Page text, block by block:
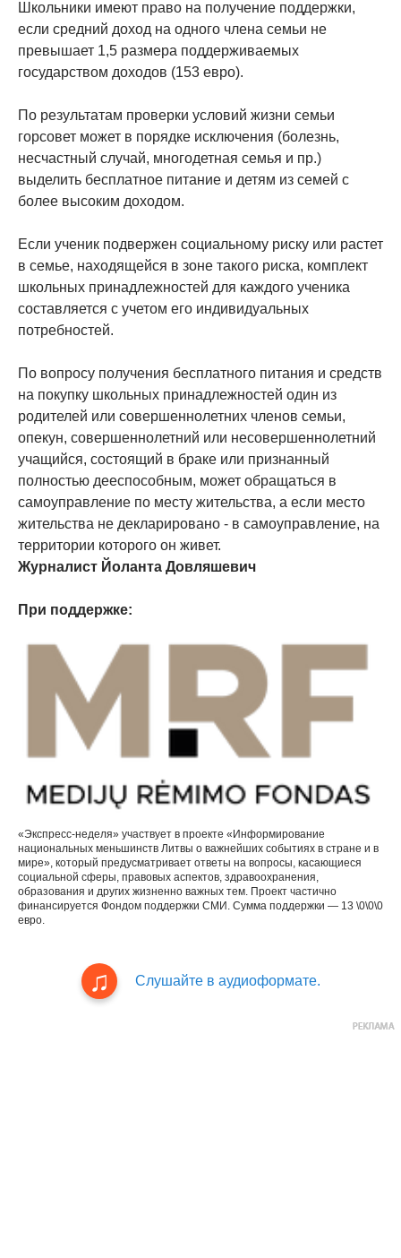
Школьники имеют право на получение поддержки,
если средний доход на одного члена семьи не
превышает 1,5 размера поддерживаемых
государством доходов (153 евро).
По результатам проверки условий жизни семьи
горсовет может в порядке исключения (болезнь,
несчастный случай, многодетная семья и пр.)
выделить бесплатное питание и детям из семей с
более высоким доходом.
Если ученик подвержен социальному риску или растет
в семье, находящейся в зоне такого риска, комплект
школьных принадлежностей для каждого ученика
составляется с учетом его индивидуальных
потребностей.
По вопросу получения бесплатного питания и средств
на покупку школьных принадлежностей один из
родителей или совершеннолетних членов семьи,
опекун, совершеннолетний или несовершеннолетний
учащийся, состоящий в браке или признанный
полностью дееспособным, может обращаться в
самоуправление по месту жительства, а если место
жительства не декларировано - в самоуправление, на
территории которого он живет.
Журналист Йоланта Довляшевич
При поддержке:
«Экспресс-неделя» участвует в проекте «Информирование
национальных меньшинств Литвы о важнейших событиях в стране и в
мире», который предусматривает ответы на вопросы, касающиеся
социальной сферы, правовых аспектов, здравоохранения,
образования и других жизненно важных тем. Проект частично
финансируется Фондом поддержки СМИ. Сумма поддержки — 13 \0\0\0
евро.
Слушайте в аудиоформате.